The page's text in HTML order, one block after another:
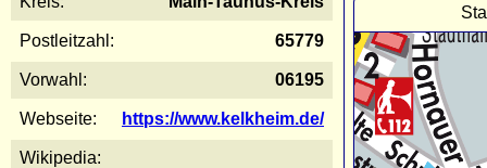
Postleitzahl: 65779
Vorwahl: 06195
Webseite: https://www.kelkheim.de/
Wikipedia: